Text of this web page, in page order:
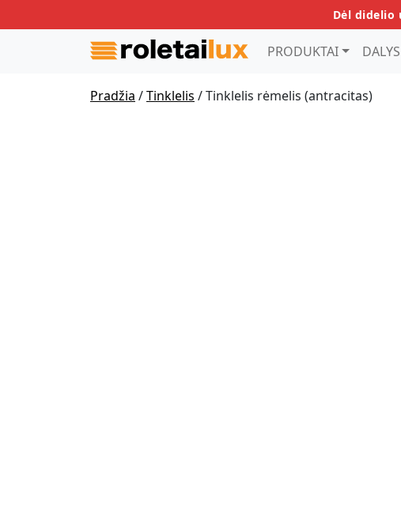
Dėl didelio
PRODUKTAI DALYS
Pradžia /Tinklelis / Tinklelis rėmelis (antracitas)